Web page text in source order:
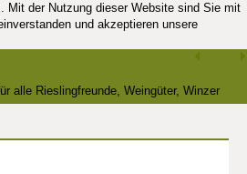
Mit der Nutzung dieser Website sind Sie mit
und akzeptieren unsere
alle Rieslingfreunde, Weingüter, Winzer